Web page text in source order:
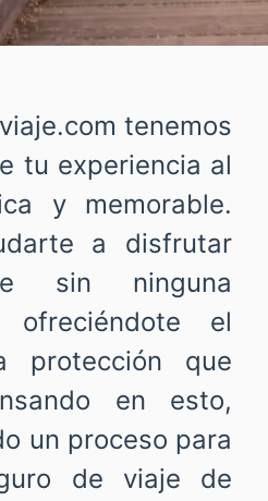
tenemos
tu experiencia al
y memorable.
a disfrutar
sin ninguna
ofreciéndote el
protección que
en esto,
un proceso para
de viaje de